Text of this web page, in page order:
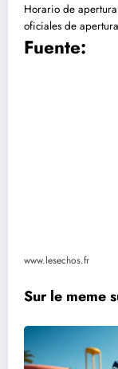
Horario de
oficiales de apertura
Fuente:
www.lesechos.fr
Sur le meme